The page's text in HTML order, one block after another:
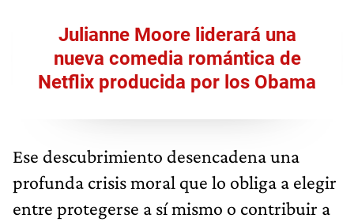
Julianne Moore liderará una
nueva comedia romántica de
Netflix producida por los Obama
Ese descubrimiento desencadena una
profunda crisis moral que lo obliga a elegir
entre protegerse a sí mismo o contribuir a